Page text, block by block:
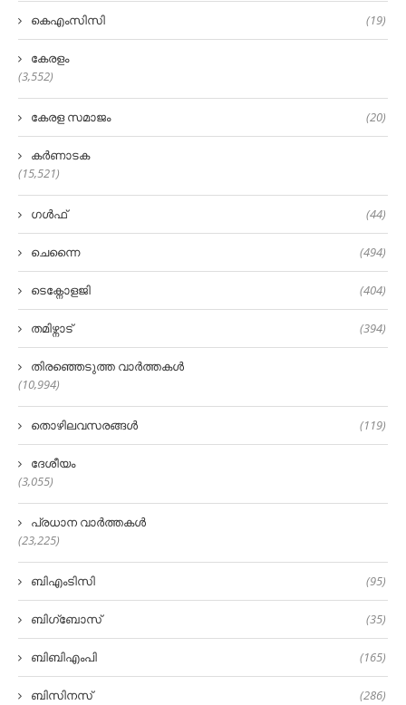
കെഎംസിസി (19)
കേരളം
(3,552)
കേരള സമാജം (20)
കർണാടക
(15,521)
ഗൾഫ് (44)
ചെന്നൈ (494)
ടെക്നോളജി (404)
തമിഴ്നാട് (394)
തിരഞ്ഞെടുത്ത വാർത്തകൾ
(10,994)
തൊഴിലവസരങ്ങൾ (119)
ദേശീയം
(3,055)
പ്രധാന വാർത്തകൾ
(23,225)
ബിഎംടിസി (95)
ബിഗ്‌ബോസ് (35)
ബിബിഎംപി (165)
ബിസിനസ് (286)